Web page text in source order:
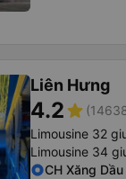
Liên Hưng
4.2star
Limousine 32
Limousine 34
CH Xăng